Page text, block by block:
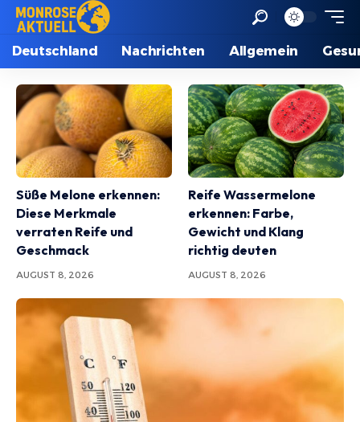
Deutschland Nachrichten Allgemein
Süße Melone erkennen:
Diese Merkmale
verraten Reife und
Geschmack
AUGUST 8, 2026
Reife Wassermelone
erkennen: Farbe,
Gewicht und Klang
richtig deuten
AUGUST 8, 2026